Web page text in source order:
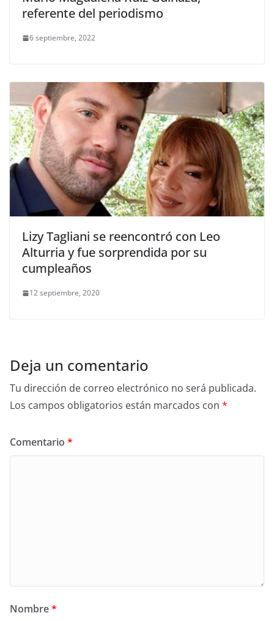
referente del periodismo
6 septiembre, 2022
Lizy Tagliani se reencontró con Leo
Alturria y fue sorprendida por su
cumpleaños
12 septiembre, 2020
Deja un comentario
Tu dirección de correo electrónico no será publicada.
Los campos obligatorios están marcados con *
Comentario *
Nombre*